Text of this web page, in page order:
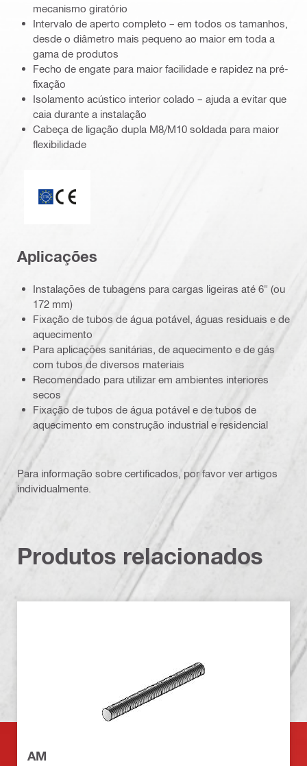
mecanismo giratório
Intervalo de aperto completo – em todos os tamanhos,
desde o diâmetro mais pequeno ao maior em toda a
gama de produtos
Fecho de engate para maior facilidade e rapidez na pré-
fixação
Isolamento acústico interior colado – ajuda a evitar que
caia durante a instalação
Cabeça de ligação dupla M8/M10 soldada para maior
flexibilidade
Aplicações
Instalações de tubagens para cargas ligeiras até 6" (ou
172 mm)
Fixação de tubos de água potável, águas residuais e de
aquecimento
Para aplicações sanitárias, de aquecimento e de gás
com tubos de diversos materiais
Recomendado para utilizar em ambientes interiores
secos
Fixação de tubos de água potável e de tubos de
aquecimento em construção industrial e residencial
Para informação sobre certificados, por favor ver artigos
individualmente.
Produtos relacionados
AM